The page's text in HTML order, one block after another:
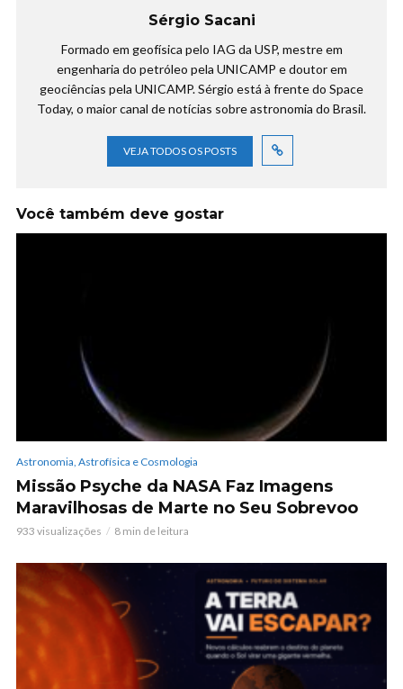
Sérgio Sacani
Formado em geofísica pelo IAG da USP, mestre em
engenharia do petróleo pela UNICAMP e doutor em
geociências pela UNICAMP. Sérgio está à frente do Space
Today, o maior canal de notícias sobre astronomia do Brasil.
VEJA TODOS OS POSTS
Você também deve gostar
Astronomia, Astrofísica e Cosmologia
Missão Psyche da NASA Faz Imagens
Maravilhosas de Marte no Seu Sobrevoo
933 visualizações 8 min de leitura